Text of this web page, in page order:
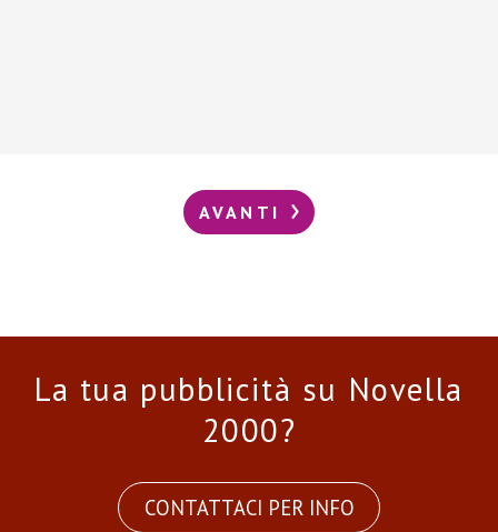
AVANTI
La tua pubblicità su Novella
2000?
CONTATTACI PER INFO